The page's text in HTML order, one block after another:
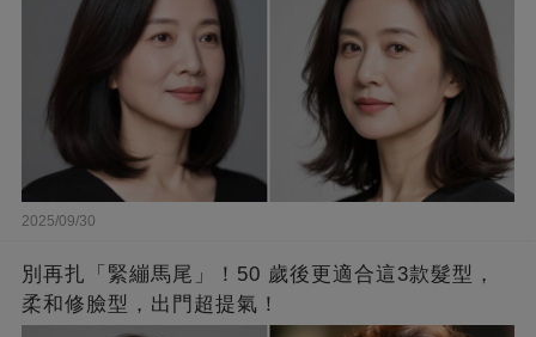
2025/09/30
別再扎「緊繃馬尾」！50 歲後更適合這3款髮型，
柔和修臉型，出門超提氣！